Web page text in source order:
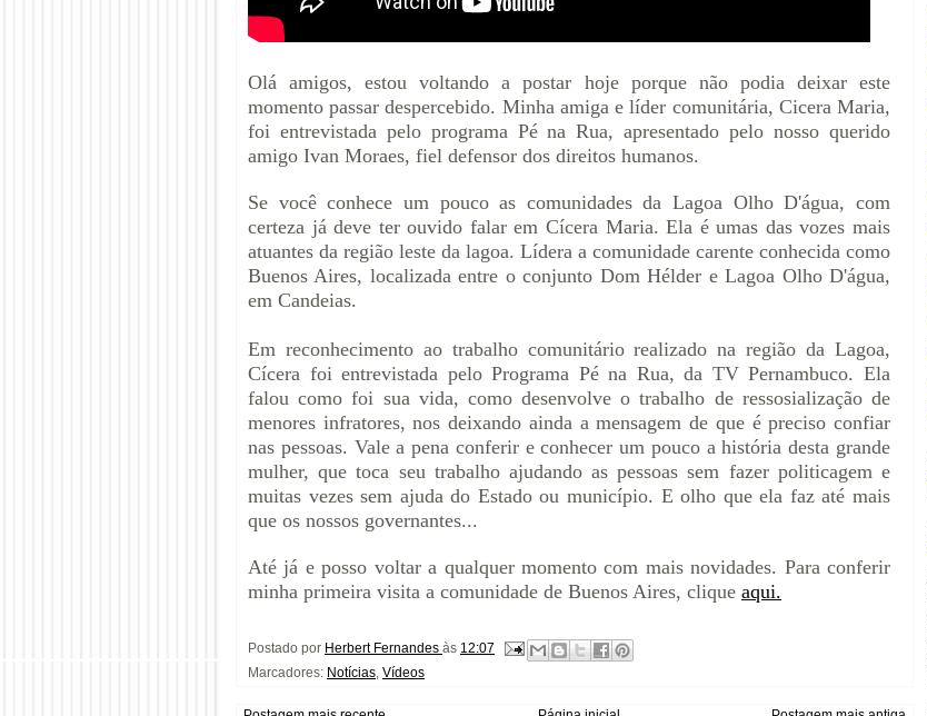
Olá amigos, estou voltando a postar hoje porque não podia deixar este
momento passar despercebido. Minha amiga e líder comunitária, Cicera Maria,
foi entrevistada pelo programa Pé na Rua, apresentado pelo nosso querido
amigo Ivan Moraes, fiel defensor dos direitos humanos.
Se você conhece um pouco as comunidades da Lagoa Olho D'água, com
certeza já deve ter ouvido falar em Cícera Maria. Ela é umas das vozes mais
atuantes da região leste da lagoa. Lídera a comunidade carente conhecida como
Buenos Aires, localizada entre o conjunto Dom Hélder e Lagoa Olho D'água,
em Candeias.
Em reconhecimento ao trabalho comunitário realizado na região da Lagoa,
Cícera foi entrevistada pelo Programa Pé na Rua, da TV Pernambuco. Ela
falou como foi sua vida, como desenvolve o trabalho de ressosialização de
menores infratores, nos deixando ainda a mensagem de que é preciso confiar
nas pessoas. Vale a pena conferir e conhecer um pouco a história desta grande
mulher, que toca seu trabalho ajudando as pessoas sem fazer politicagem e
muitas vezes sem ajuda do Estado ou município. E olho que ela faz até mais
que os nossos governantes...
Até já e posso voltar a qualquer momento com mais novidades. Para conferir
minha primeira visita a comunidade de Buenos Aires, clique aqui.
Postado por Herbert Fernandes às 12:07
Marcadores: Notícias, Vídeos